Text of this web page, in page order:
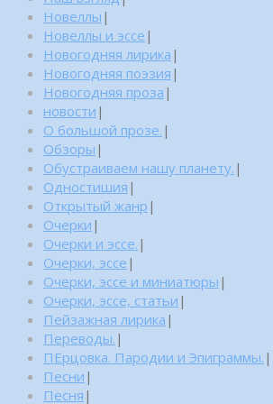
Новеллы |
Новеллы и эссе |
Новогодняя лирика |
Новогодняя поэзия |
Новогодняя проза |
новости |
О большой прозе. |
Обзоры |
Обустраиваем нашу планету. |
Одностишия |
Открытый жанр |
Очерки |
Очерки и эссе. |
Очерки, эссе |
Очерки, эссе и миниатюры |
Очерки, эссе, статьи |
Пейзажная лирика |
Переводы. |
ПЕрцовка. Пародии и Эпиграммы. |
Песни |
Песня |